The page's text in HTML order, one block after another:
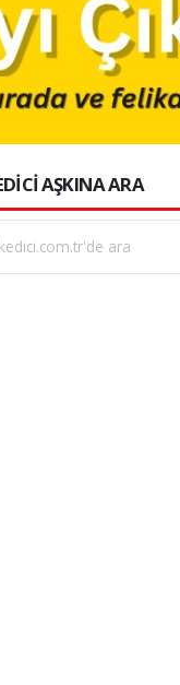
AŞKINA ARA